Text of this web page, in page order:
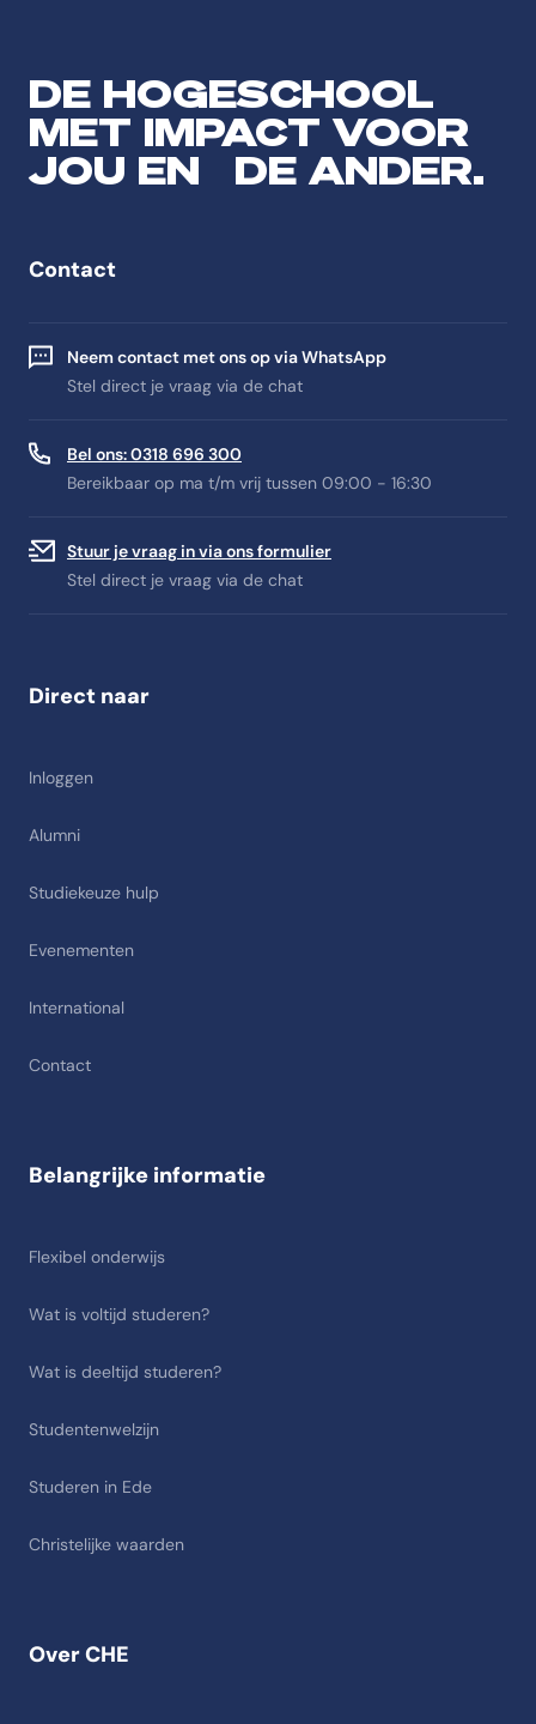
DE HOGESCHOOL
MET IMPACT VOOR
JOU EN DE ANDER.
Contact
Neem contact met ons op via WhatsApp
Stel direct je vraag via de chat
Bel ons: 0318 696 300
Bereikbaar op ma t/m vrij tussen 09:00 - 16:30
Stuur je vraag in via ons formulier
Stel direct je vraag via de chat
Direct naar
Inloggen
Alumni
Studiekeuze hulp
Evenementen
International
Contact
Over CHE
Belangrijke informatie
Flexibel onderwijs
Wat is voltijd studeren?
Wat is deeltijd studeren?
Studentenwelzijn
Studeren in Ede
Christelijke waarden